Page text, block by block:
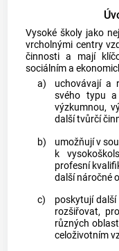
Vysoké školy jako
vrcholnými centry
činnosti a mají
sociálním a
a)
uchovávají a
svého typu a
výzkumnou,
další tvůrčí
b)
umožňují v
k
profesní
další náročné
c)
poskytují
rozšiřovat,
různých
celoživotním